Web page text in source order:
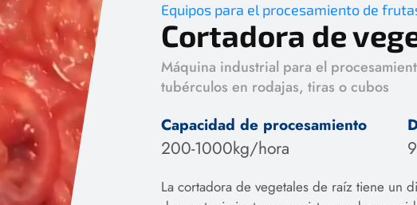
Equipos para el procesamiento de
Cortadora de
Máquina industrial para el
tubérculos en rodajas, tiras o cubos
Capacidad de procesamiento
200-1000kg/hora
La cortadora de vegetales de raíz tiene un